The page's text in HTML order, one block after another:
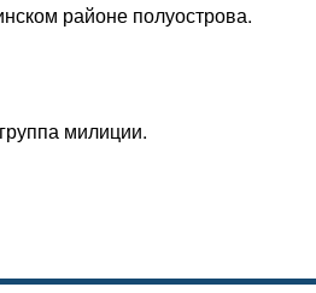
районе полуострова.
милиции.